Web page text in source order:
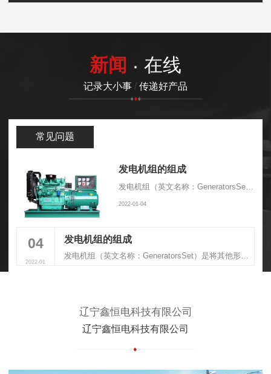
新闻 在线
记录大小事 / 传递好产品
常见问题
发电机组的组成
发电机组（英文名称：GeneratorsSet）是将其他形式的能源转换成电能的成套机械设备，由动力系统、控制系统、消音系统、减震系统、排气系统组成
2022-01-04
04
2022-01
发电机组的组成
辽宁鑫恒电科技有限公司
辽宁鑫恒电科技有限公司